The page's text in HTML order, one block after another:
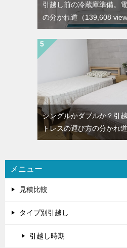
引越し前の冷蔵庫準備。
の分かれ道 （139,608 view
シングルかダブルか？引
トレスの運び方の分かれ道
メニュー
見積比較
タイプ別引越し
引越し時期